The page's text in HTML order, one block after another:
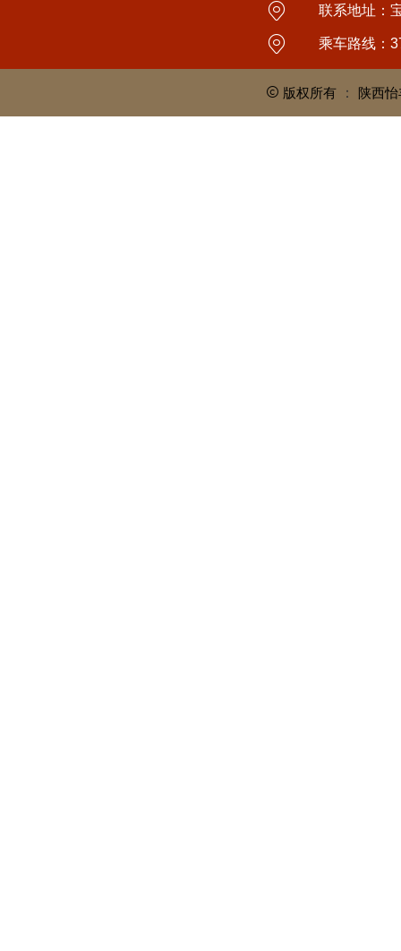
联系地址：
乘车路线：
版权所有 ： 陕西